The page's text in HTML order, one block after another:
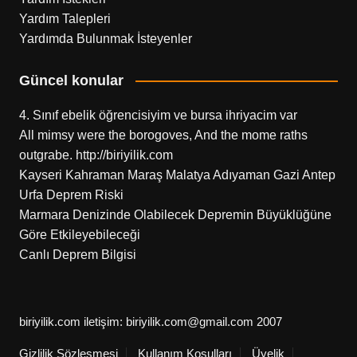
Yardım Talepleri
Yardımda Bulunmak İsteyenler
Güncel konular
4. Sınıf ebelik öğrencisiyim ve bursa ihriyacim var
All mimsy were the borogoves, And the mome raths
outgrabe. http://biriyilik.com
Kayseri Kahraman Maraş Malatya Adıyaman Gazi Antep
Urfa Deprem Riski
Marmara Denizinde Olabilecek Depremin Büyüklüğüne
Göre Etkileyebileceği
Canlı Deprem Bilgisi
biriyilik.com iletişim: biriyilik.com@gmail.com 2007
Gizlilik Sözleşmesi Kullanım Koşulları Üyelik